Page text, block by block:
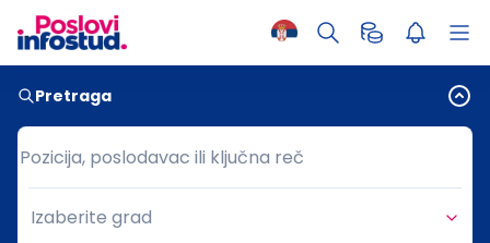
Pretraga
Pozicija, poslodavac ili ključna reč
Pozicija, poslodavac ili ključna reč
Grad
Izaberite grad